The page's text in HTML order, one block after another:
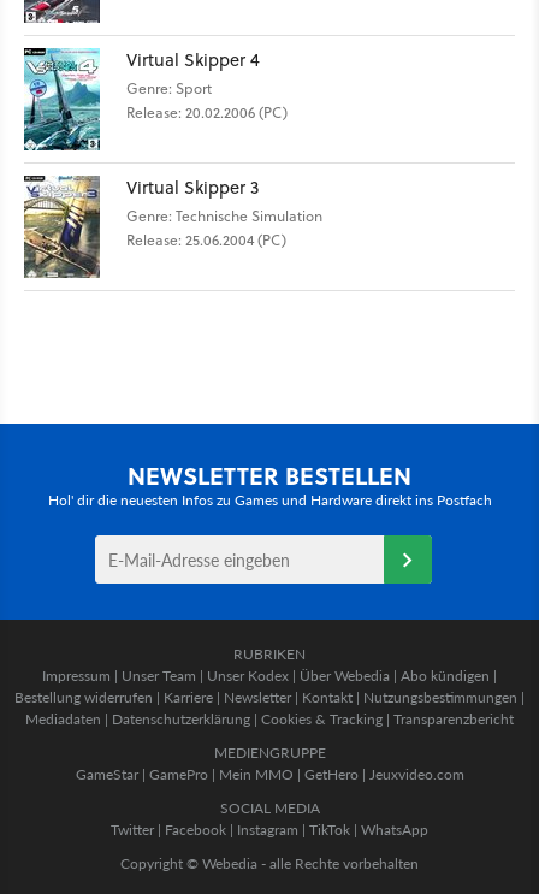
Virtual Skipper 4
Genre: Sport
Release: 20.02.2006 (PC)
Virtual Skipper 3
Genre: Technische Simulation
Release: 25.06.2004 (PC)
NEWSLETTER BESTELLEN
Hol' dir die neuesten Infos zu Games und Hardware direkt ins Postfach
RUBRIKEN
Impressum | Unser Team | Unser Kodex | Über Webedia | Abo kündigen |
Bestellung widerrufen | Karriere | Newsletter | Kontakt | Nutzungsbestimmungen |
Mediadaten | Datenschutzerklärung | Cookies & Tracking | Transparenzbericht
MEDIENGRUPPE
GameStar| GamePro | Mein MMO | GetHero | Jeuxvideo.com
SOCIAL MEDIA
Twitter | Facebook | Instagram | TikTok | WhatsApp
Copyright © Webedia - alle Rechte vorbehalten